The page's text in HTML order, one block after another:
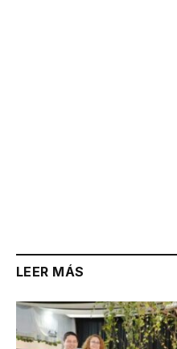
LEER MÁS